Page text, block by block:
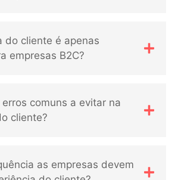
do cliente é apenas
empresas B2C?
comuns a evitar na
cliente?
as empresas devem